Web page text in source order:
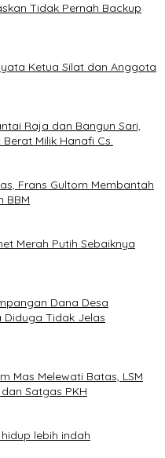
Tidak Pernah Backup
Ketua Silat dan Anggota
Raja dan Bangun Sari,
Milik Hanafi Cs.
Frans Gultom Membantah
BBM
Merah Putih Sebaiknya
Dana Desa
Diduga Tidak Jelas
Mas Melewati Batas, LSM
Satgas PKH
lebih indah